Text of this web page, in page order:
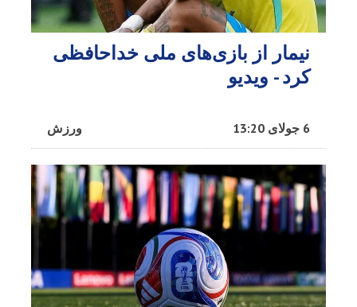
نیمار از بازی‌های ملی خداحافظی
کرد - ویدیو
ورزش 6 جولای 13:20